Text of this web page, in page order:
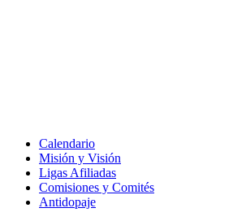
Calendario
Misión y Visión
Ligas Afiliadas
Comisiones y Comités
Antidopaje